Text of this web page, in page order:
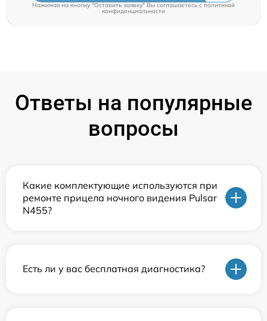
Нажимая на кнопку "Оставить заявку" Вы соглашаетесь cполитикой
конфиденциальности
Ответы на популярные
вопросы
Какие комплектующие используются при
ремонте прицела ночного видения Pulsar
N455?
Есть ли у вас бесплатная диагностика?